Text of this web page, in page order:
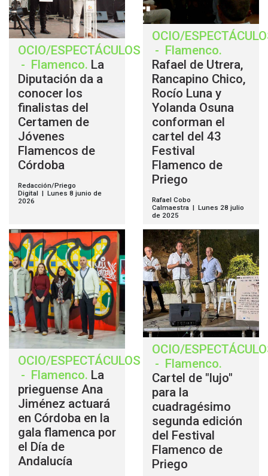
OCIO/ESPECTÁCULOS
- Flamenco. La
Diputación da a
conocer los
finalistas del
Certamen de
Jóvenes
Flamencos de
Córdoba
Redacción/Priego
Digital | Lunes 8 junio de
2026
OCIO/
- Flamenco.
Rafael de Utrera,
Rancapino Chico,
Rocío Luna y
Yolanda Osuna
conforman el
cartel del 43
Festival
Flamenco de
Priego
Rafael Cobo
Calmaestra | Lunes 28 julio
de 2025
OCIO/ESPECTÁCULOS
- Flamenco. La
prieguense Ana
Jiménez actuará
en Córdoba en la
gala flamenca por
el Día de
Andalucía
OCIO/
- Flamenco.
Cartel de "lujo"
para la
cuadragésimo
segunda edición
del Festival
Flamenco de
Priego